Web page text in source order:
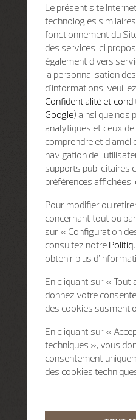
Le présent site
technologies
fonctionnement du
des services ici
également divers
la personnalisation
d'informations,
Confidentialité et
Google) ainsi que nos
analytiques et ceux
comprendre et
navigation de
supports publicitaires
préférences affichées
Pour modifier ou
concernant tout ou
sur « Configuration
consultez notre
obtenir plus
En cliquant sur « Tout
donnez votre
des cookies
En cliquant sur «
techniques », vous
consentement
des cookies